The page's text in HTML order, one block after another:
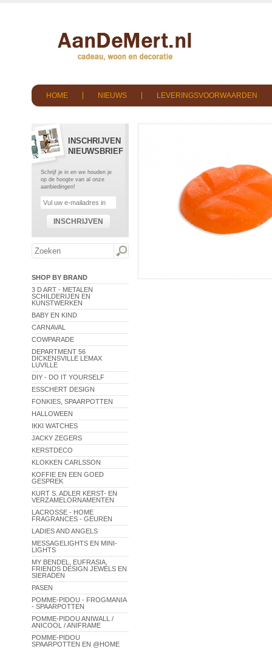
HOME NIEUWS LEVERINGSVOORWAARDEN
INSCHRIJVEN
NIEUWSBRIEF
Schrijf je in en we houden je
op de hoogte van al onze
aanbiedingen!
INSCHRIJVEN
SHOP BY BRAND
3 D ART - METALEN
SCHILDERIJEN EN
KUNSTWERKEN
BABY EN KIND
CARNAVAL
COWPARADE
DEPARTMENT 56
DICKENSVILLE LEMAX
LUVILLE
DIY - DO IT YOURSELF
ESSCHERT DESIGN
FONKIES, SPAARPOTTEN
HALLOWEEN
IKKI WATCHES
JACKY ZEGERS
KERSTDECO
KLOKKEN CARLSSON
KOFFIE EN EEN GOED
GESPREK
KURT S. ADLER KERST- EN
VERZAMELORNAMENTEN
LACROSSE - HOME
FRAGRANCES - GEUREN
LADIES AND ANGELS
MESSAGELIGHTS EN MINI-
LIGHTS
MY BENDEL, EUFRASIA,
FRIENDS DESIGN JEWELS EN
SIERADEN
PASEN
POMME-PIDOU - FROGMANIA
- SPAARPOTTEN
POMME-PIDOU ANIWALL /
ANICOOL / ANIFRAME
POMME-PIDOU
SPAARPOTTEN EN @HOME